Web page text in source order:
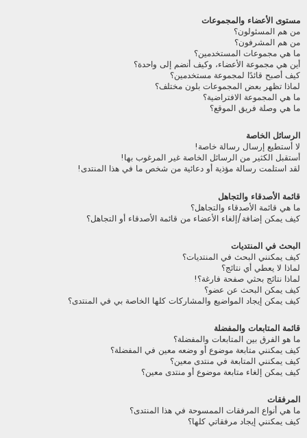
مستوى الأعضاء والمجموعات
من هم المسئولون؟
من هم المشرفون؟
ما هي مجموعات المستخدمين؟
أين هي مجموعة الأعضاء، وكيف أنضم إلى واحدة؟
كيف أصبح قائدًا لمجموعة مستخدمين؟
لماذا تظهر بعض المجموعات بلون مختلف؟
ما هي المجموعة الافتراضية؟
ما هي وصلة فريق الموقع؟
الرسائل الخاصة
لا أستطيع إرسال رسالة خاصة!
أستقبل الكثير من الرسائل الخاصة غير المرغوب بها!
لقد استلمت رسالة مؤذية أو دعائية من شخص ما في هذا المنتدى!
قائمة الأصدقاء والتجاهل
ما هي قائمة الأصدقاء والتجاهل؟
كيف يمكن إضافة/إلغاء الأعضاء من قائمة الأصدقاء أو التجاهل؟
البحث في المنتديات
كيف يمكنني البحث في المنتديات؟
لماذا لا يعطي أي نتائج؟
لماذا نتائج بحثي صفحة فارغة؟!
كيف يمكن البحث عن عضو؟
كيف يمكن إيجاد المواضيع والمشاركات كلها الخاصة بي في المنتدى؟
قائمة المتابعات والمفضلة
ما هو الفرق بين المتابعات والمفضلة؟
كيف يمكنني متابعة موضوع أو وضعه معين في المفضلة؟
كيف يمكنني المتابعة في منتدى معين؟
كيف يمكن إلغاء متابعة موضوع أو منتدى معين؟
المرفقات
ما هي أنواع المرفقات الممسوحة في هذا المنتدى؟
كيف يمكنني إيجاد مرفقاتي كلها؟